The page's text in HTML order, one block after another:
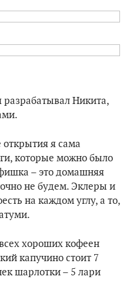
Никита,
я сама
которые можно было
– это домашняя
не будем. Эклеры и
на каждом углу, а то,
хороших кофеен
капучино стоит 7
шарлотки – 5 лари